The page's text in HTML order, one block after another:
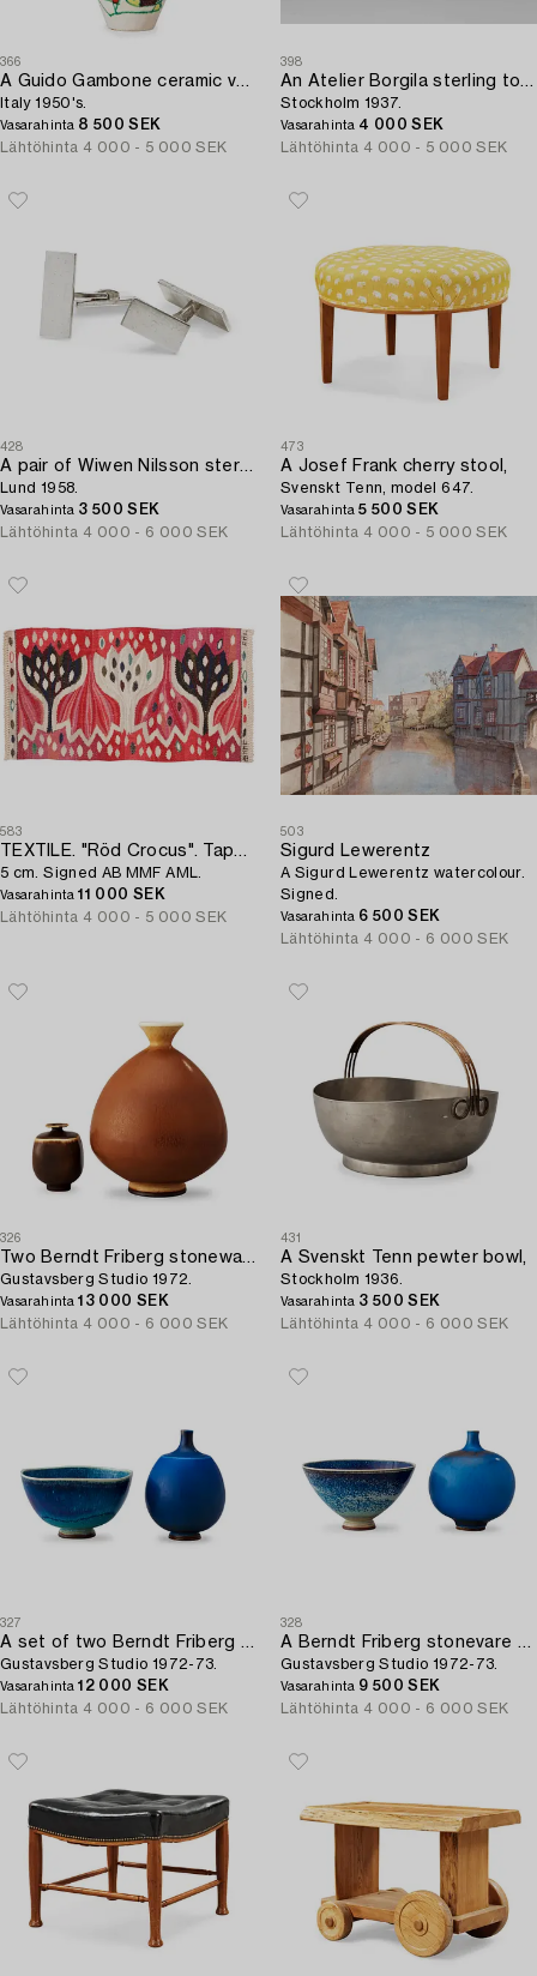
366
A Guido Gambone ceramic vase,
Italy 1950's.
Vasarahinta 8 500 SEK
Lähtöhinta 4 000 - 5 000 SEK
398
An Atelier Borgila sterling tobacco jar,
Stockholm 1937.
Vasarahinta 4 000 SEK
Lähtöhinta 4 000 - 5 000 SEK
428
A pair of Wiwen Nilsson sterling cuff-links,
Lund 1958.
Vasarahinta 3 500 SEK
Lähtöhinta 4 000 - 6 000 SEK
473
A Josef Frank cherry stool,
Svenskt Tenn, model 647.
Vasarahinta5 500 SEK
Lähtöhinta 4 000 - 5 000 SEK
583
TEXTILE. "Röd Crocus". Tapestry variation. 33 x 61,
5 cm. Signed AB MMF AML.
Vasarahinta11 000 SEK
Lähtöhinta 4 000 - 5 000 SEK
503
Sigurd Lewerentz
A Sigurd Lewerentz watercolour.
Signed.
Vasarahinta 6 500 SEK
Lähtöhinta 4 000 - 6 000 SEK
326
Two Berndt Friberg stoneware vases,
Gustavsberg Studio 1972.
Vasarahinta13 000 SEK
Lähtöhinta 4 000 - 6 000 SEK
431
A Svenskt Tenn pewter bowl,
Stockholm 1936.
Vasarahinta 3 500 SEK
Lähtöhinta 4 000 - 6 000 SEK
327
A set of two Berndt Friberg stoneware pieces,
Gustavsberg Studio 1972-73.
Vasarahinta12 000 SEK
Lähtöhinta 4 000 - 6 000 SEK
328
A Berndt Friberg stonevare vase and a bowl,
Gustavsberg Studio 1972-73.
Vasarahinta 9 500 SEK
Lähtöhinta 4 000 - 6 000 SEK